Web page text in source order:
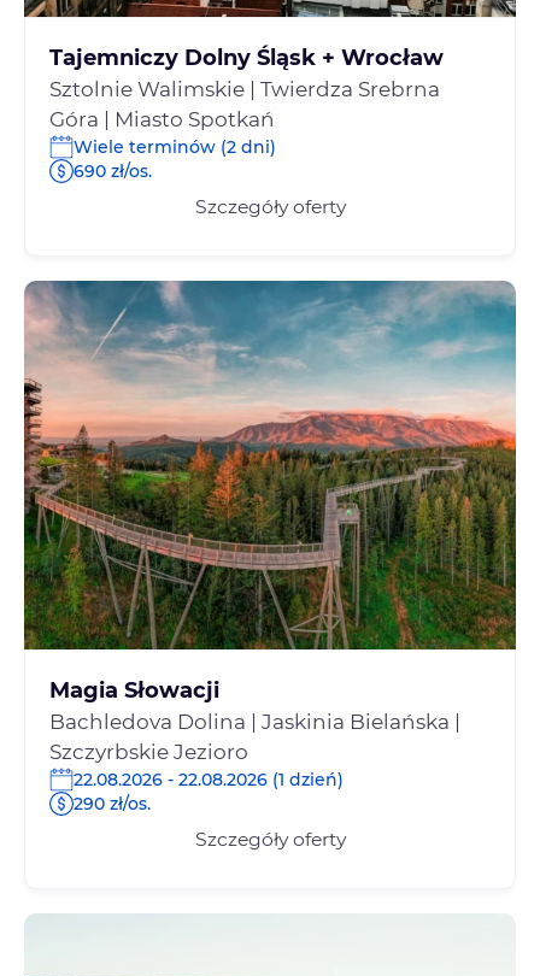
Tajemniczy Dolny Śląsk + Wrocław
Sztolnie Walimskie | Twierdza Srebrna
Góra | Miasto Spotkań
Wiele terminów (2 dni)
690 zł/os.
Szczegóły oferty
Magia Słowacji
Bachledova Dolina | Jaskinia Bielańska |
Szczyrbskie Jezioro
22.08.2026 - 22.08.2026 (1 dzień)
290 zł/os.
Szczegóły oferty